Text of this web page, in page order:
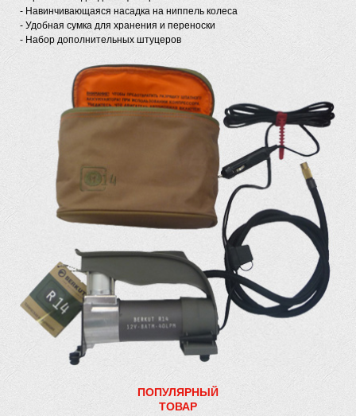
- Навинчивающаяся насадка на ниппель колеса
- Удобная сумка для хранения и переноски
- Набор дополнительных штуцеров
ПОПУЛЯРНЫЙ
ТОВАР